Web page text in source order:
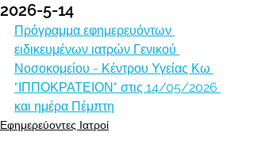
2026-5-14
Πρόγραμμα εφημερευόντων
ειδικευμένων ιατρών Γενικού
Νοσοκομείου - Κέντρου Υγείας Κω
"ΙΠΠΟΚΡΑΤΕΙΟΝ" στις 14/05/2026
και ημέρα Πέμπτη
Εφημερεύοντες Ιατροί